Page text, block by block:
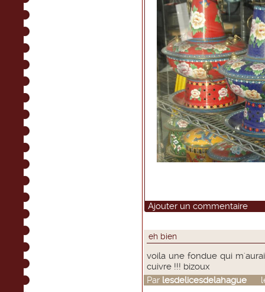
Ajouter un commentaire
eh bien
voila une fondue qui
cuivre !!! bizoux
Par lesdelicesdelahaguele